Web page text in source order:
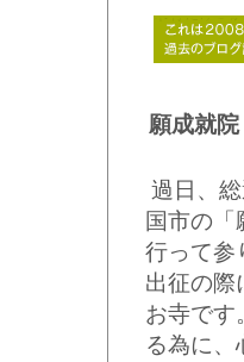
願成就
過日、
国市の「
行って
出征の際
お寺です
る為に、